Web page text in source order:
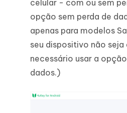
celular - com ou sem
opção sem perda de
apenas para modelos
seu dispositivo não
necessário usar a
dados.)